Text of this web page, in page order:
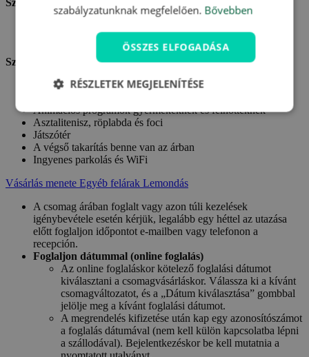
**** kempingben
Szolgáltatások:
Korlátlan hozzáférés a kültéri medencékhez
Animációs programok gyermekeknek és felnőtteknek
Asztalitenisz, röplabda és foci
Játszótér
A végső takarítás benne van az árban
Ingyenes parkolás és WiFi
Vásárlás menete Egyéb felárak Lemondás
A csomag árában foglalt vagy azon túli kezelések
igénybevétele esetén kérjük, legalább egy héttel az utazása
előtt foglaljon időpontot e-mailben vagy telefonon a
recepción.
Foglaljon dátummal (online foglalás)
Az online foglaláskor kötelező foglalási dátumot
kiválasztani a csomagvásárláskor. Válassza ki a kívánt
csomagváltozatot, és a „Dátum kiválasztása” gombbal
jelölje meg a kívánt foglalási dátumot.
A megrendelés kifizetése után kap egy azonosítószámot
a foglalás dátumával (nem kell külön kapcsolatba lépni
a szállodával). Bejelentkezéskor be kell mutatnia a
szabályzatunknak megfelelően. Bővebben
ÖSSZES ELFOGADÁSA
RÉSZLETEK MEGJELENÍTÉSE